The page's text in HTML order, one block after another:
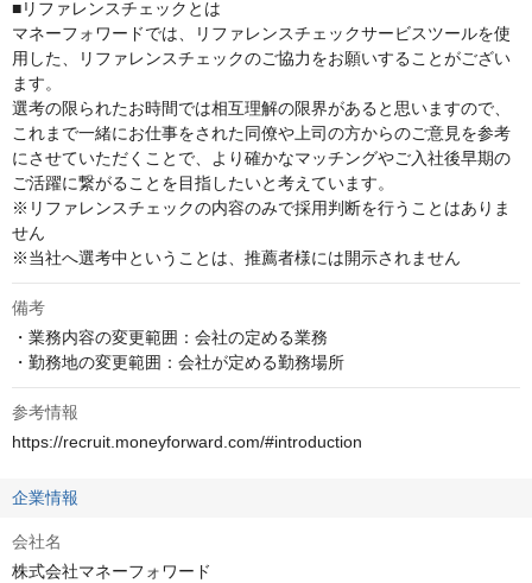
■リファレンスチェックとは
マネーフォワードでは、リファレンスチェックサービスツールを使
用した、リファレンスチェックのご協力をお願いすることがござい
ます。
選考の限られたお時間では相互理解の限界があると思いますので、
これまで一緒にお仕事をされた同僚や上司の方からのご意見を参考
にさせていただくことで、より確かなマッチングやご入社後早期の
ご活躍に繋がることを目指したいと考えています。
※リファレンスチェックの内容のみで採用判断を行うことはありま
せん
※当社へ選考中ということは、推薦者様には開示されません
備考
・業務内容の変更範囲：会社の定める業務
・勤務地の変更範囲：会社が定める勤務場所
参考情報
https://recruit.moneyforward.com/#introduction
企業情報
会社名
株式会社マネーフォワード